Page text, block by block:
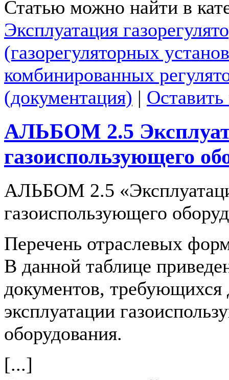
Статью можно найти в
Эксплуатация
(газорегуляторных
комбинированных
(документация) |
АЛЬБОМ 2.5
газоиспользующего
АЛЬБОМ 2.5
газоиспользующего
Перечень отраслевых
В данной таблице
документов, требующихся
эксплуатации
оборудования.
[...]